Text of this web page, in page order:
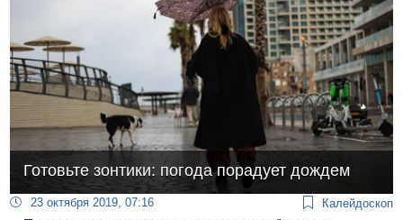
Готовьте зонтики: погода порадует дождем
23 октября 2019, 07:16 Калейдоскоп